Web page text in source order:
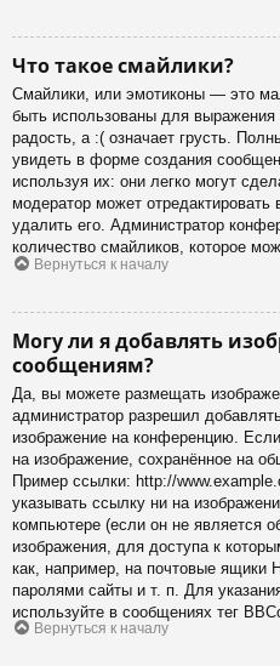
Что такое смайлики?
Смайлики, или эмотиконы — это
быть использованы для выражения
радость, а :( означает грусть.
увидеть в форме создания
используя их: они легко могут
модератор может
удалить его. Администратор
количество смайликов, которое
Вернуться к началу
Могу ли я добавлять
сообщениям?
Да, вы можете размещать
администратор разрешил
изображение на конференцию.
на изображение, сохранённое на
Пример ссылки: http://
указывать ссылку ни на
компьютере (если он не является
изображения, для доступа к
как, например, на почтовые ящики
паролями сайты и т. п. Для
используйте в сообщениях тег
Вернуться к началу